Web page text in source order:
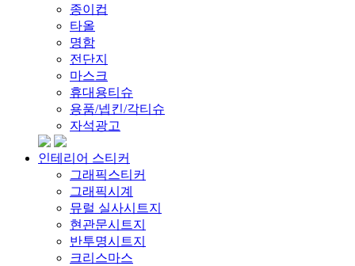
종이컵
타올
명함
전단지
마스크
휴대용티슈
용품/넵킨/각티슈
자석광고
인테리어 스티커
그래픽스티커
그래픽시계
뮤럴 실사시트지
현관문시트지
반투명시트지
크리스마스